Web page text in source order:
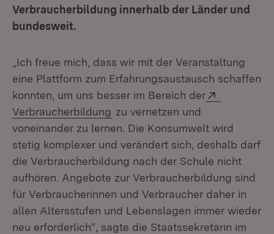
Verbraucherbildung innerhalb der Länder und
bundesweit.
„Ich freue mich, dass wir mit der Veranstaltung
eine Plattform zum Erfahrungsaustausch schaffen
konnten, um uns besser im Bereich der
Verbraucherbildung (Öffnet in neuem Fenster)
zu vernetzen und
voneinander zu lernen. Die Konsumwelt wird
stetig komplexer und verändert sich, deshalb darf
die Verbraucherbildung nach der Schule nicht
aufhören. Angebote zur Verbraucherbildung sind
für Verbraucherinnen und Verbraucher daher in
allen Altersstufen und Lebenslagen immer wieder
neu erforderlich“, sagte die Staatssekretärin im